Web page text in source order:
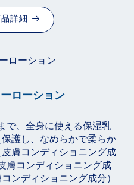
詳細
ローション
で、全身に使える保湿乳
護し、なめらかで柔らか
膚コンディショニング成
膚コンディショニング成
ンディショニング成分）